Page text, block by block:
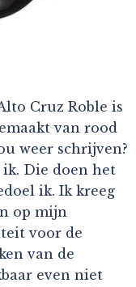
Cruz Roble is
van rood
weer schrijven?
ik. Die doen het
ik. Ik kreeg
op mijn
voor de
van de
even niet